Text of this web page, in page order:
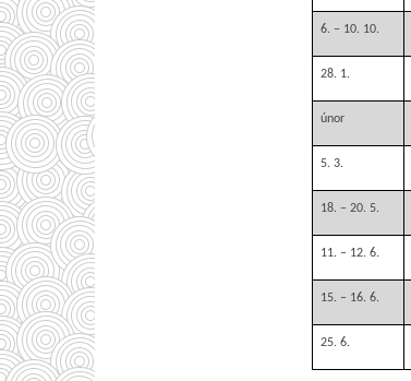
6. – 10. 10.
28. 1.
únor
5. 3.
18. – 20. 5.
11. – 12. 6.
15. – 16. 6.
25. 6.